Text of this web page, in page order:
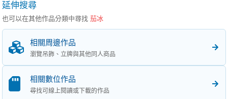
延伸搜尋
也可以在其他作品分類中尋找茄冰
相關周邊作品
瀏覽吊飾、立牌與其他同人商品
相關數位作品
尋找可線上閱讀或下載的作品